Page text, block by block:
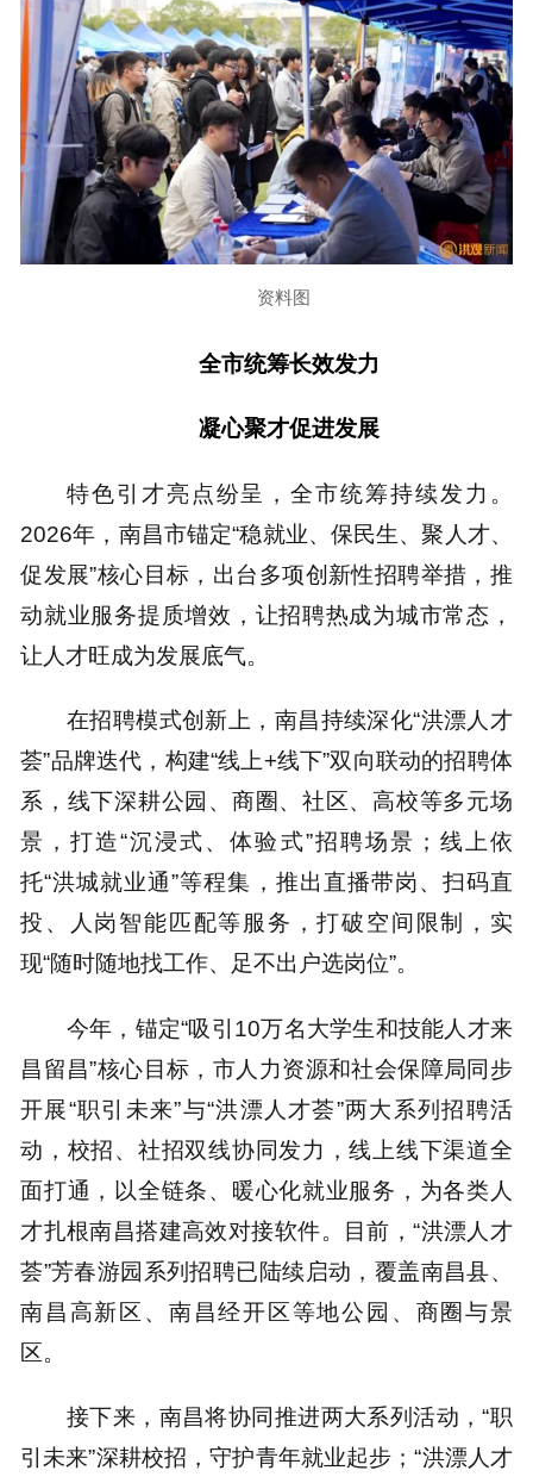
资料图
全市统筹长效发力
凝心聚才促进发展
特色引才亮点纷呈，全市统筹持续发力。
2026年，南昌市锚定“稳就业、保民生、聚人才、
促发展”核心目标，出台多项创新性招聘举措，推
动就业服务提质增效，让招聘热成为城市常态，
让人才旺成为发展底气。
在招聘模式创新上，南昌持续深化“洪漂人才
荟”品牌迭代，构建“线上+线下”双向联动的招聘体
系，线下深耕公园、商圈、社区、高校等多元场
景，打造“沉浸式、体验式”招聘场景；线上依
托“洪城就业通”等程集，推出直播带岗、扫码直
投、人岗智能匹配等服务，打破空间限制，实
现“随时随地找工作、足不出户选岗位”。
今年，锚定“吸引10万名大学生和技能人才来
昌留昌”核心目标，市人力资源和社会保障局同步
开展“职引未来”与“洪漂人才荟”两大系列招聘活
动，校招、社招双线协同发力，线上线下渠道全
面打通，以全链条、暖心化就业服务，为各类人
才扎根南昌搭建高效对接软件。目前，“洪漂人才
荟”芳春游园系列招聘已陆续启动，覆盖南昌县、
南昌高新区、南昌经开区等地公园、商圈与景
区。
接下来，南昌将协同推进两大系列活动，“职
引未来”深耕校招，守护青年就业起步；“洪漂人才